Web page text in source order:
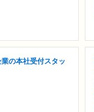
の本社受付スタッ